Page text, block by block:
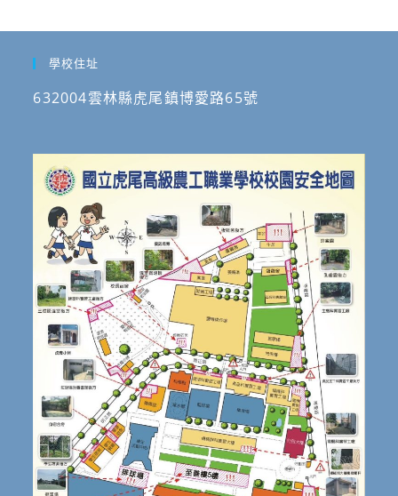
學校住址
632004雲林縣虎尾鎮博愛路65號